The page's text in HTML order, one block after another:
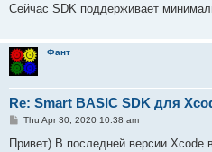
Сейчас SDK поддерживает
Фант
Re: Smart BASIC SDK для
P
s
Thu Apr 30, 2020 10:38 am
Привет) В последней версии Xcode